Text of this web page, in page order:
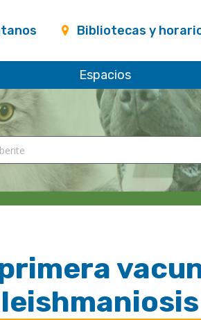
Bibliotecas y
Espacios